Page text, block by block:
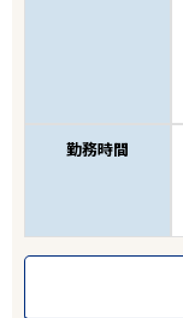
勤務時間